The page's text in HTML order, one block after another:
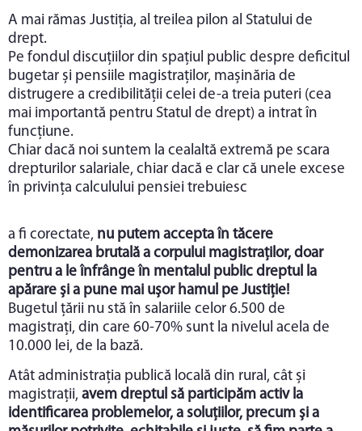
A mai rămas Justiția, al treilea pilon al Statului de
drept.
Pe fondul discuțiilor din spațiul public despre deficitul
bugetar și pensiile magistraților, mașinăria de
distrugere a credibilității celei de-a treia puteri (cea
mai importantă pentru Statul de drept) a intrat în
funcțiune.
Chiar dacă noi suntem la cealaltă extremă pe scara
drepturilor salariale, chiar dacă e clar că unele excese
în privința calculului pensiei trebuiesc
a fi corectate, nu putem accepta în tăcere
demonizarea brutală a corpului magistraților, doar
pentru a le înfrânge în mentalul public dreptul la
apărare și a pune mai ușor hamul pe Justiție!
Bugetul țării nu stă în salariile celor 6.500 de
magistrați, din care 60-70% sunt la nivelul acela de
10.000 lei, de la bază.
Atât administrația publică locală din rural, cât și
magistrații, avem dreptul să participăm activ la
identificarea problemelor, a soluțiilor, precum și a